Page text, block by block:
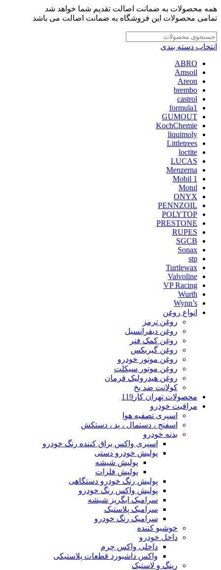
همه محصولات به ضمانت اصالت تقدیم شما خواهد شد
تمامی محصولات این فروشگاه به ضمانت اصالت می باشد
انتخاب دسته بندی
ABRO
Amsoil
Areon
brembo
castrol
formula1
GUMOUT
KochChemie
liquimoly
Littletrees
loctite
LUCAS
Menzerna
Mobil 1
Motul
ONYX
PENNZOIL
POLYTOP
PRESTONE
RUPES
SGCB
Sonax
stp
Turtlewax
Valvoline
VP Racing
Wurth
Wynn’s
انواع روغن
روغن ترمز
روغن دیفرانسیل
روغن کمک فنر
روغن گیربکس
روغن موتور خودرو
روغن موتور سیکلت
روغن هیدرولیک فرمان
کولانت ضد یخ
محصولات تهران کار119
مراقبت خودرو
اسپری تصفیه هوا
اسفنج ، دستمال ، پد ، دستکش
بدنه خودرو
اسپری واکس براق کننده رنگ خودرو
پولیش خودرو دستی
پولیش شیشه
پولیش فلزات
پولیش رنگ خودرو دستگاهی
پولیش واکس رنگ خودرو
سرامیک ابگریز شیشه
سرامیک پلاستیک
سرامیک رنگ خودرو
خوشبو کننده
داخل خودرو
داخلی واکس چرم
واکس داشبورد قطعات پلاستیکی
رینگ و لاستیک